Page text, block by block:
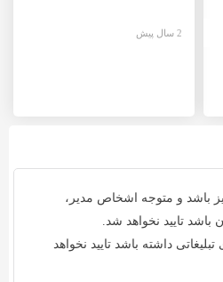
و متوجه اشخاص مدیر،
تایید نخواهد شد.
داشته باشد تایید نخواهد